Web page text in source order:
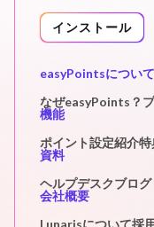
インストール
easyPointsについて
なぜeasyPoints？
機能
ポイント設定紹介特
資料
ヘルプデスクブログ
会社概要
Lunarisについて採